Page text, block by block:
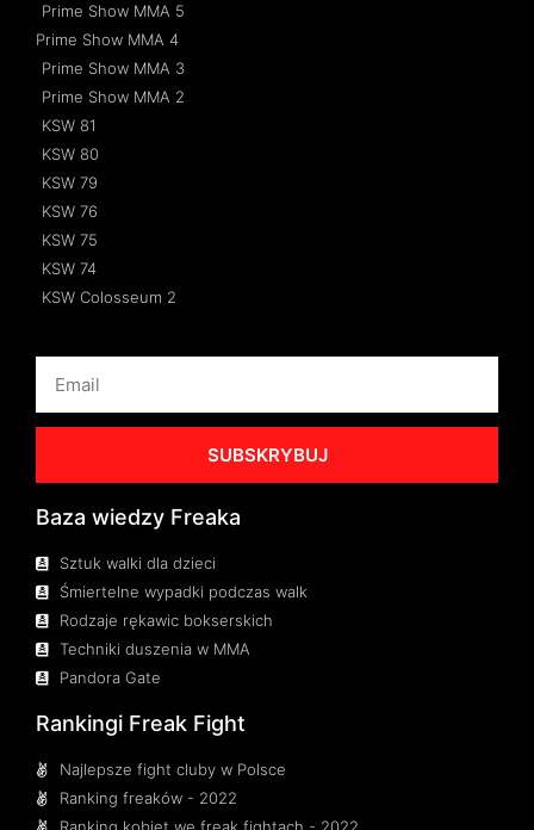
Prime Show MMA 5
Prime Show MMA 4
Prime Show MMA 3
Prime Show MMA 2
KSW 81
KSW 80
KSW 79
KSW 76
KSW 75
KSW 74
KSW Colosseum 2
SUBSKRYBUJ
Baza wiedzy Freaka
Sztuk walki dla dzieci
Śmiertelne wypadki podczas walk
Rodzaje rękawic bokserskich
Techniki duszenia w MMA
Pandora Gate
Rankingi Freak Fight
Najlepsze fight cluby w Polsce
Ranking freaków - 2022